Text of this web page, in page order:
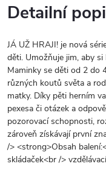
Detailní
JÁ UŽ HRAJI! je nová
děti. Umožňuje jim, aby
Maminky se děti od 2 do
různých koutů světa a
matky. Díky pěti herním
pexesa či otázek a
pozorovací schopnosti,
zároveň získávají první
/> <strong>Obsah
skládaček<br />